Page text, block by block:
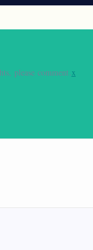
please comment.x